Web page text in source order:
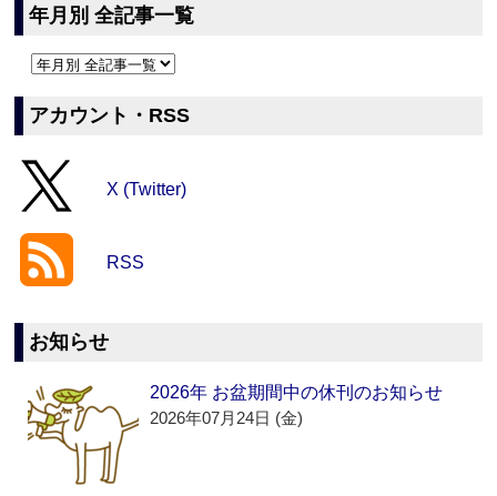
年月別 全記事一覧
アカウント・RSS
X (Twitter)
RSS
お知らせ
2026年 お盆期間中の休刊のお知らせ
2026年07月24日 (金)